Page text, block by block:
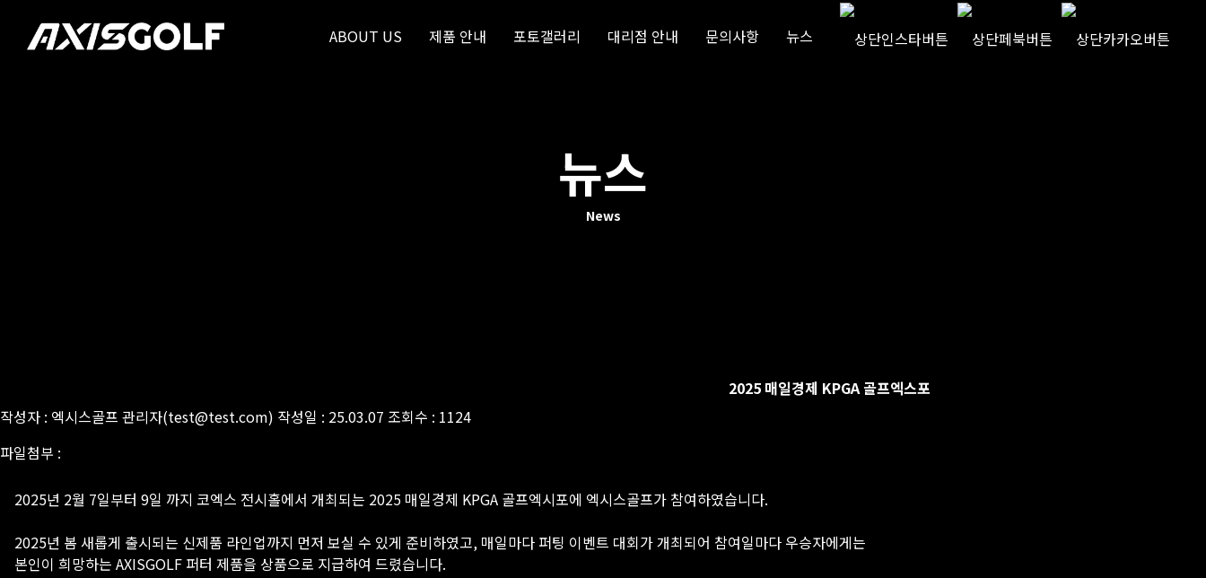
ABOUT US 제품 안내 포토갤러리 대리점 안내 문의사항 뉴스
뉴스
News
2025 매일경제 KPGA 골프엑스포
작성자 : 엑시스골프 관리자(test@test.com) 작성일 : 25.03.07 조회수 : 1124
파일첨부 :
2025년 2월 7일부터 9일 까지 코엑스 전시홀에서 개최되는 2025 매일경제 KPGA 골프엑시포에 엑시스골프가 참여하였습니다.
2025년 봄 새롭게 출시되는 신제품 라인업까지 먼저 보실 수 있게 준비하였고, 매일마다 퍼팅 이벤트 대회가 개최되어 참여일마다 우승자에게는
본인이 희망하는 AXISGOLF 퍼터 제품을 상품으로 지급하여 드렸습니다.